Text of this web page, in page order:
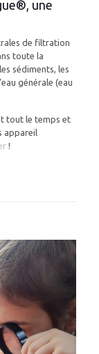
une
de filtration
toute la
sédiments, les
générale (eau
tout le temps et
appareil
!